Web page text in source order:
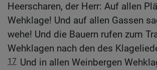
Heerscharen, der Herr: Auf allen
Wehklage! Und auf allen Gassen
wehe! Und die Bauern rufen zum
Wehklagen nach den des
17 Und in allen Weinbergen